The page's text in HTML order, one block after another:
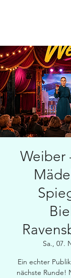
Weiber
Sa., 07.
Ein echter
nächste Runde!